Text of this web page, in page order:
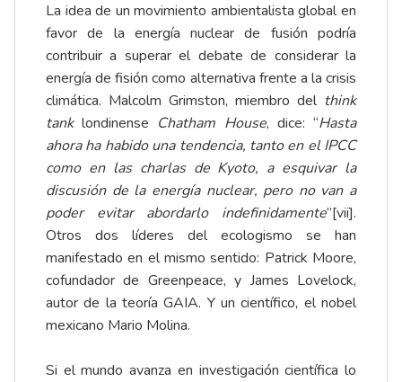
La idea de un movimiento ambientalista global en
favor de la energía nuclear de fusión podría
contribuir a superar el debate de considerar la
energía de fisión como alternativa frente a la crisis
climática. Malcolm Grimston, miembro del think
tanklondinense Chatham House, dice: “Hasta
ahora ha habido una tendencia, tanto en el IPCC
como en las charlas de Kyoto, a esquivar la
discusión de la energía nuclear, pero no van a
poder evitar abordarlo indefinidamente”[vii].
Otros dos líderes del ecologismo se han
manifestado en el mismo sentido: Patrick Moore,
cofundador de Greenpeace, y James Lovelock,
autor de la teoría GAIA. Y un científico, el nobel
mexicano Mario Molina.
Si el mundo avanza en investigación científica lo